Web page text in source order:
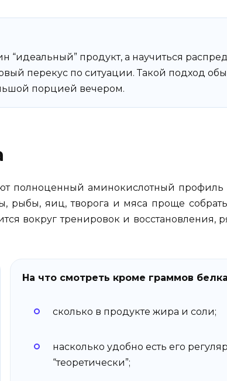
“идеальный” продукт, а научиться
перекус по ситуации. Такой подход
порцией вечером.
полноценный аминокислотный профиль
рыбы, яиц, творога и мяса проще
вокруг тренировок и восстановления,
На что смотреть кроме граммов
сколько в продукте жира и соли;
насколько удобно есть его
“теоретически”;